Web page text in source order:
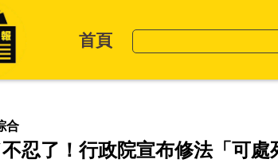
首頁
合
忍了！行政院宣布修法「可處